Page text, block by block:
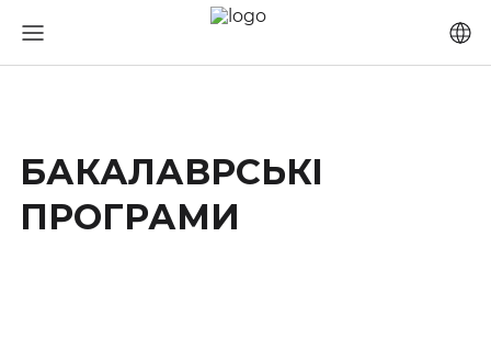
БАКАЛАВРСЬКІ
ПРОГРАМИ